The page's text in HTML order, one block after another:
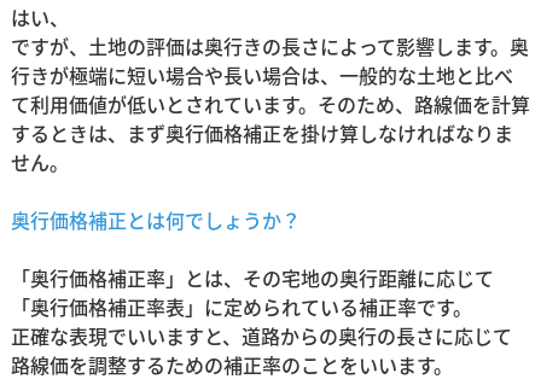
はい、
ですが、土地の評価は奥行きの長さによって影響します。奥
行きが極端に短い場合や長い場合は、一般的な土地と比べ
て利用価値が低いとされています。そのため、路線価を計算
するときは、まず奥行価格補正を掛け算しなければなりま
せん。
奥行価格補正とは何でしょうか？
「奥行価格補正率」とは、その宅地の奥行距離に応じて
「奥行価格補正率表」に定められている補正率です。
正確な表現でいいますと、道路からの奥行の長さに応じて
路線価を調整するための補正率のことをいいます。